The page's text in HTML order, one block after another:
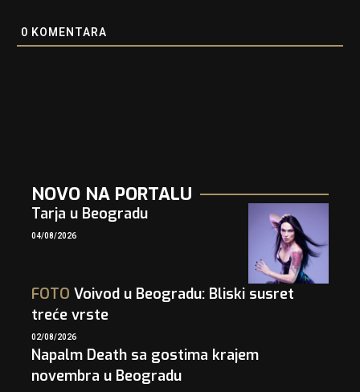
0 KOMENTARA
NOVO NA PORTALU
Tarja u Beogradu
04/08/2026
FOTO Voivod u Beogradu: Bliski susret
treće vrste
02/08/2026
Napalm Death sa gostima krajem
novembra u Beogradu